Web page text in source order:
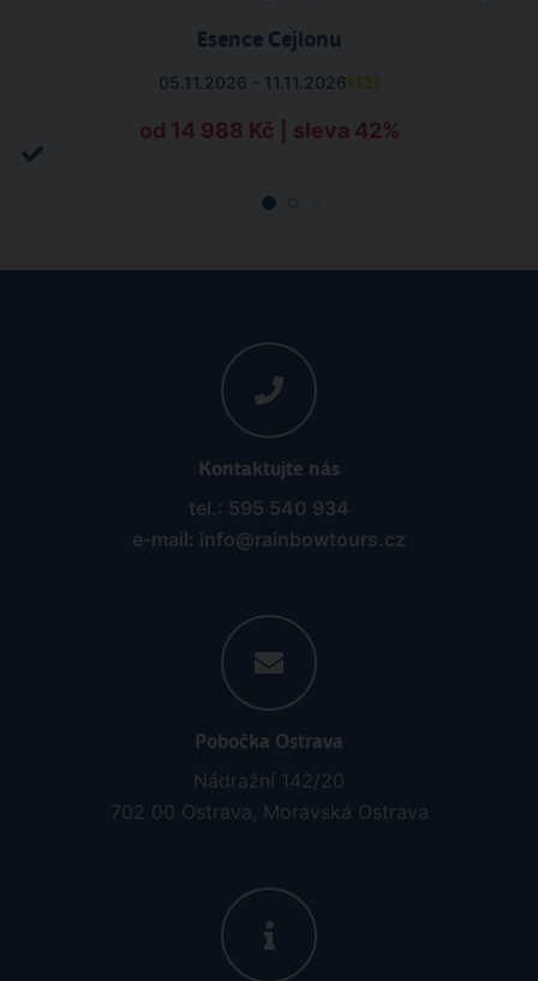
Esence Cejlonu
05.11.2026 - 11.11.2026(12)
od 14 988 Kč | sleva 42%
Kontaktujte nás
tel.: 595 540 934
e-mail: info@rainbowtours.cz
Pobočka Ostrava
Nádražní 142/20
702 00 Ostrava, Moravská Ostrava